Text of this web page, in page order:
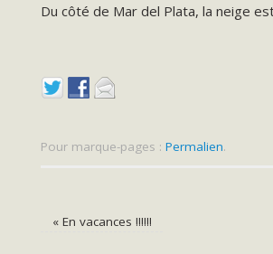
Du côté de Mar del Plata, la neige
Pour marque-pages : Permalien.
«En vacances !!!!!!